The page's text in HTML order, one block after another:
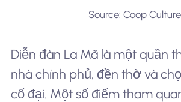
Source: Coop Culture
Diễn đàn La Mã là một quần
nhà chính phủ, đền thờ và
cổ đại. Một số điểm tham